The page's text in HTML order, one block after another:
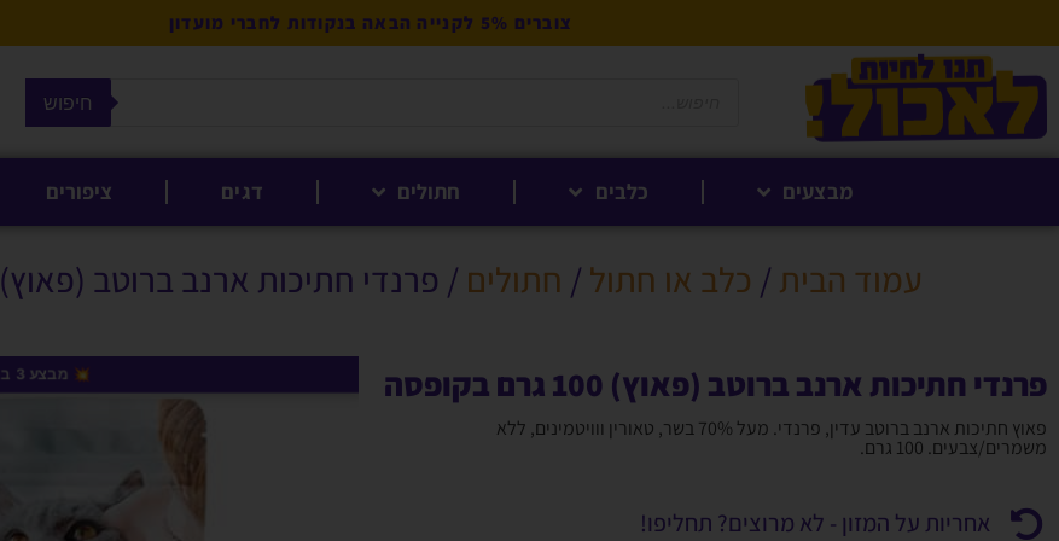
צוברים 5% לקנייה הבאה בנקודות לחברי מועדון
חיפוש
מבצעים כלבים חתולים דגים ציפורים
עמוד הבית / כלב או חתול / חתולים / פרנדי חתיכות ארנב ברוטב (פאוץ) 100 גרם בקופסה
פרנדי חתיכות ארנב ברוטב (פאוץ) 100 גרם בקופסה
פאוץ חתיכות ארנב ברוטב עדין, פרנדי. מעל 70% בשר, טאורין ווויטמינים, ללא
משמרים/צבעים. 100 גרם.
אחריות על המזון - לא מרוצים? תחליפו!
💥 מבצע 3 ב-₪10